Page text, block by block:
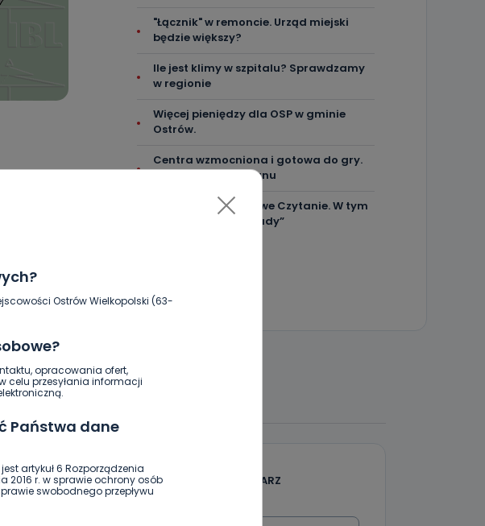
Ostrów Wielkopolski (63-
opracowania ofert,
celu przesyłania informacji
Państwa dane
artykuł 6 Rozporządzenia
2016 r. w sprawie ochrony osób
swobodnego przepływu
"Łącznik" w remoncie. Urząd miejski
będzie większy?
Ile jest klimy w szpitalu? Sprawdzamy
w regionie
Więcej pieniędzy dla OSP w gminie
Ostrów.
Centra wzmocniona i gotowa do gry.
Chce lepszego seoznu
Za miesiąc Narodowe Czytanie. W tym
roku padło na „Dziady”
DOŁĄCZ DO DYSKUSJI
DODAJ SWÓJ KOMENTARZ